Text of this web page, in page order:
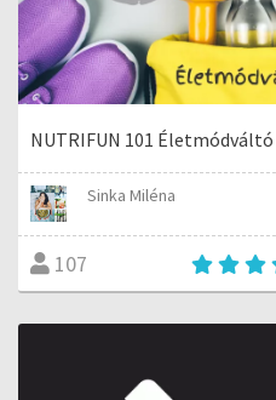
NUTRIFUN 101
Sinka Miléna
107